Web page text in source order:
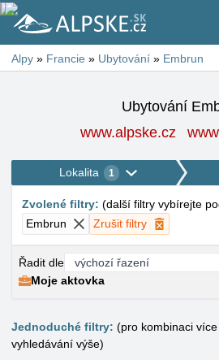
Alpy » Francie » Ubytování » Embrun
Ubytování
www.alpske.cz
Lokalita 1
Zvolené filtry: (další filtry vybírejte
Embrun
Zrušit filtry
Řadit dle
Moje aktovka
Jednoduché filtry: (pro kombinaci
vyhledávání výše)